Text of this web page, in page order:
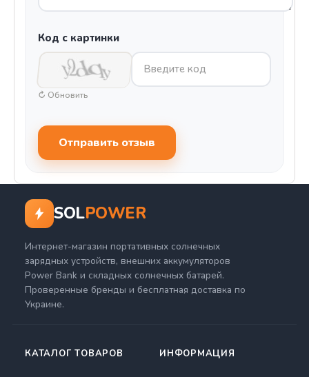
Код с картинки
↻ Обновить
Отправить отзыв
SOLPOWER
Интернет-магазин портативных солнечных
зарядных устройств, внешних аккумуляторов
Power Bank и складных солнечных батарей.
Проверенные бренды и бесплатная доставка по
Украине.
КАТАЛОГ ТОВАРОВ ИНФОРМАЦИЯ